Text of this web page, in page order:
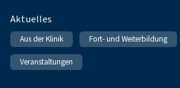
Fußnavigation
Aktuelles
Aus der Klinik Fort- und Weiterbildung
Veranstaltungen